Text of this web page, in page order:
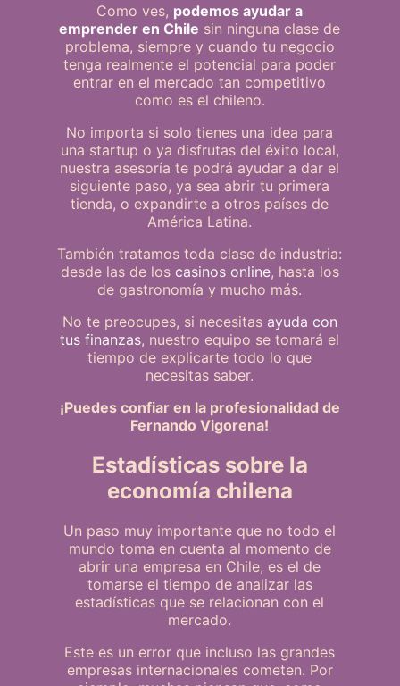
Como ves, podemos ayudar a
emprender en Chile sin ninguna clase de
problema, siempre y cuando tu negocio
tenga realmente el potencial para poder
entrar en el mercado tan competitivo
como es el chileno.
No importa si solo tienes una idea para
una startup o ya disfrutas del éxito local,
nuestra asesoría te podrá ayudar a dar el
siguiente paso, ya sea abrir tu primera
tienda, o expandirte a otros países de
América Latina.
También tratamos toda clase de industria:
desde las de los casinos online, hasta los
de gastronomía y mucho más.
No te preocupes, si necesitas ayuda con
tus finanzas, nuestro equipo se tomará el
tiempo de explicarte todo lo que
necesitas saber.
¡Puedes confiar en la profesionalidad de
Fernando Vigorena!
Estadísticas sobre la
economía chilena
Un paso muy importante que no todo el
mundo toma en cuenta al momento de
abrir una empresa en Chile, es el de
tomarse el tiempo de analizar las
estadísticas que se relacionan con el
mercado.
Este es un error que incluso las grandes
empresas internacionales cometen. Por